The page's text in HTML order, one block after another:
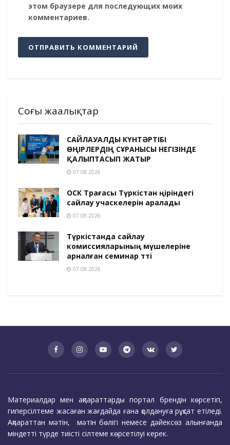
этом браузере для последующих моих
комментариев.
Соңғы жаңалықтар
САЙЛАУАЛДЫ КҮНТӘРТІБІ
ӨҢІРЛЕРДІҢ СҰРАНЫСЫ НЕГІЗІНДЕ
ҚАЛЫПТАСЫП ЖАТЫР
07.08.2026
ОСК Төрағасы Түркістан өңіріндегі
сайлау учаскелерін аралады
07.08.2026
Түркістанда сайлау
комиссияларының мүшелеріне
арналған семинар өтті
07.08.2026
Материалдар мен ақпараттарды портал брендін көрсетіп,
гиперсілтеме жасаған жағдайда ғана қолдануға рұқсат етіледі.
Ақпараттан мәтін, мәтін бөлігі немесе дәйексөз алынғанда
міндетті түрде тиісті сілтеме көрсетілуі керек.